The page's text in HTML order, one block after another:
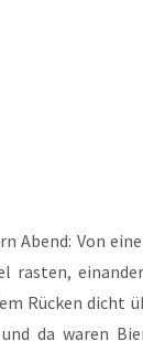
Abend: Von
ras­ten,
Rücken dicht
da waren